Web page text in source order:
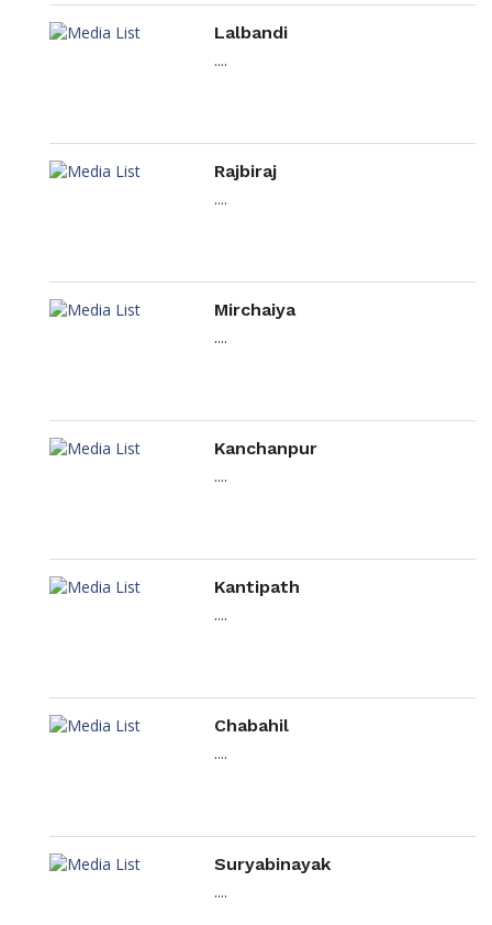
Lalbandi
....
Rajbiraj
....
Mirchaiya
....
Kanchanpur
....
Kantipath
....
Chabahil
....
Suryabinayak
....